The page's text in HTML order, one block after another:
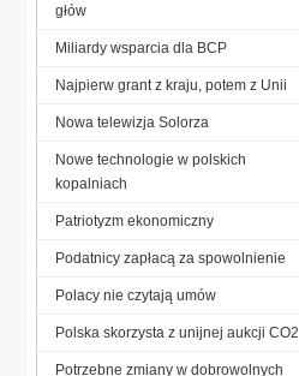
głów
Miliardy wsparcia dla BCP
Najpierw grant z kraju, potem z Unii
Nowa telewizja Solorza
Nowe technologie w polskich
kopalniach
Patriotyzm ekonomiczny
Podatnicy zapłacą za spowolnienie
Polacy nie czytają umów
Polska skorzysta z unijnej aukcji CO2
Potrzebne zmiany w dobrowolnych